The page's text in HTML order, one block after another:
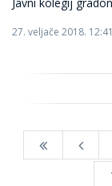
27. veljače 2018. 12:41